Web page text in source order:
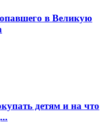
в Великую
детям и на что